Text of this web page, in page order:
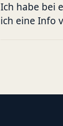
Ich habe bei
ich eine Info